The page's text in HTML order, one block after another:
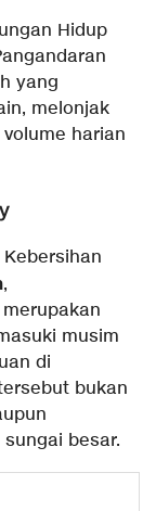
Hidup
yang
melonjak
harian
,
musim
di
bukan
besar.